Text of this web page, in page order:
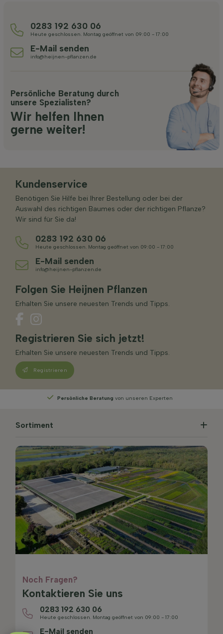
0283 192 630 06
Heute geschlossen. Montag geöffnet von 09:00 - 17:00
E-Mail senden
info@heijnen-pflanzen.de
Persönliche Beratung durch
unsere Spezialisten?
Wir helfen Ihnen
gerne weiter!
Kundenservice
Benötigen Sie Hilfe bei Ihrer Bestellung oder bei der
Auswahl des richtigen Baumes oder der richtigen Pflanze?
Wir sind für Sie da!
0283 192 630 06
Heute geschlossen. Montag geöffnet von 09:00 - 17:00
E-Mail senden
info@heijnen-pflanzen.de
Folgen Sie Heijnen Pflanzen
Erhalten Sie unsere neuesten Trends und Tipps.
Registrieren Sie sich jetzt!
Erhalten Sie unsere neuesten Trends und Tipps.
Registrieren
von unseren Experten
Sortiment
Noch Fragen?
Kontaktieren Sie uns
0283 192 630 06
Heute geschlossen. Montag geöffnet von 09:00 - 17:00
E-Mail senden